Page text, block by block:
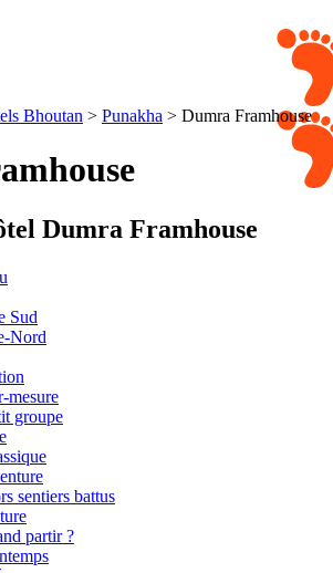
Sud
Nord
mesure
groupe
sentiers battus
partir ?
Bhoutan > Punakha > Dumra Framhouse
Dumra Framhouse